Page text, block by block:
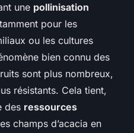
une pollinisation
pour les
ou les cultures
bien connu des
sont plus nombreux,
résistants. Cela tient,
des ressources
champs d’acacia en